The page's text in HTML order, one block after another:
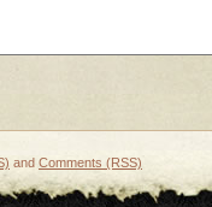
and Comments (RSS)